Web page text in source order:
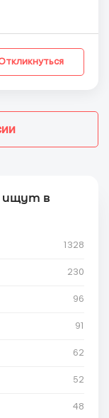
ищут в
1328
230
96
91
62
52
48